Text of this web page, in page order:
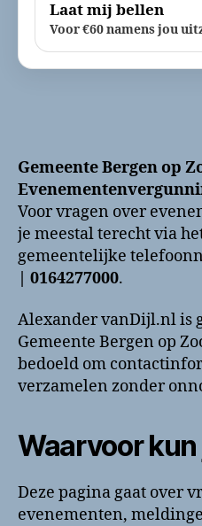
Laat mij bellen
Voor €60 namens jou
Gemeente Bergen op
Voor vragen over
je meestal terecht via
gemeentelijke
| 0164277000.
Alexander vanDijl.nl is
Gemeente Bergen op
bedoeld om
verzamelen zonder
Waarvoor
Deze pagina gaat over
evenementen,